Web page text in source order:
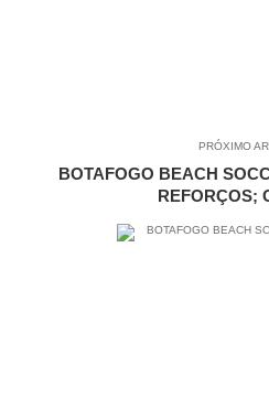
PRÓXIMO
BOTAFOGO BEACH
REFORÇOS;